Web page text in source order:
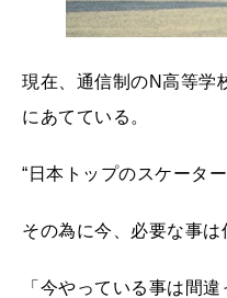
現在、通信制のN高等学
にあてている。
“日本トップのスケータ
その為に今、必要な事
「今やっている事は間